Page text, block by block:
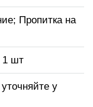
Пропитка на
1 шт
у